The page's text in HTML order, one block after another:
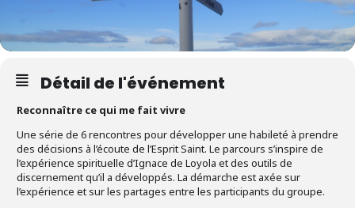
Détail de l'événement
Reconnaître ce qui me fait vivre
Une série de 6 rencontres pour développer une habileté à prendre
des décisions à l’écoute de l’Esprit Saint. Le parcours s’inspire de
l’expérience spirituelle d’Ignace de Loyola et des outils de
discernement qu’il a développés. La démarche est axée sur
l’expérience et sur les partages entre les participants du groupe.